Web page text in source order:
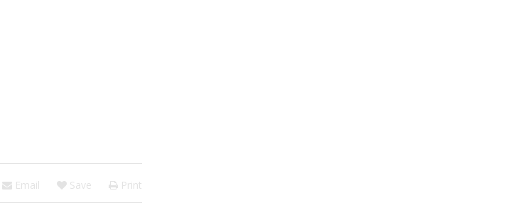
Email Save Print